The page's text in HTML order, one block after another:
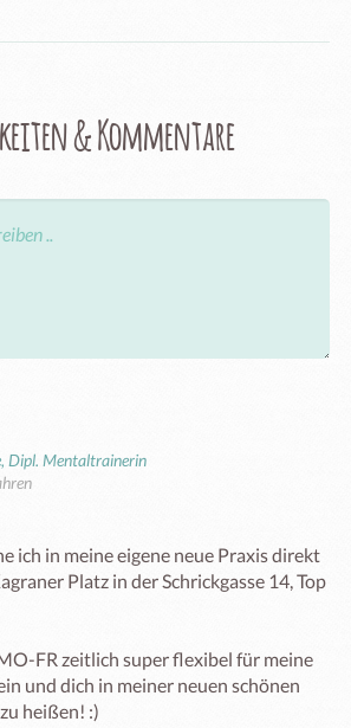
& Kommentare
Dipl. Mentaltrainerin
ich in meine eigene neue Praxis direkt
Platz in der Schrickgasse 14, Top
FR zeitlich super flexibel für meine
und dich in meiner neuen schönen
heißen! :)